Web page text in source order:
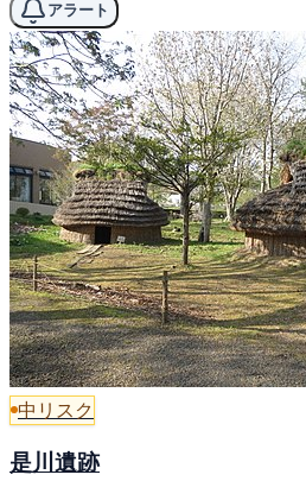
アラート
中リスク
是川遺跡